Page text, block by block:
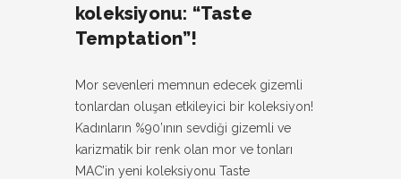
koleksiyonu: “Taste
Temptation”!
Mor sevenleri memnun edecek gizemli
tonlardan oluşan etkileyici bir koleksiyon!
Kadınların %90’ının sevdiği gizemli ve
karizmatik bir renk olan mor ve tonları
MAC’in yeni koleksiyonu Taste